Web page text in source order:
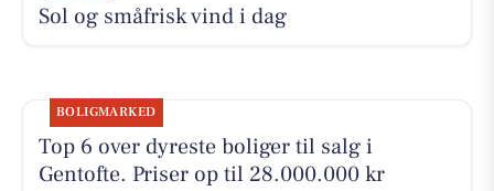
Sol og småfrisk vind i dag
BOLIGMARKED
Top 6 over dyreste boliger til salg i
Gentofte. Priser op til 28.000.000 kr